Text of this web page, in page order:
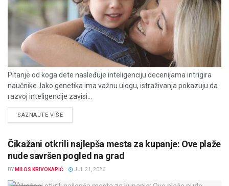
Pitanje od koga dete nasleđuje inteligenciju decenijama intrigira
naučnike. Iako genetika ima važnu ulogu, istraživanja pokazuju da
razvoj inteligencije zavisi...
SAZNAJTE VIŠEDETAILS
Čikažani otkrili najlepša mesta za kupanje: Ove plaže
nude savršen pogled na grad
BY MILOS KRIVOKAPIĆ JUL 21, 2026